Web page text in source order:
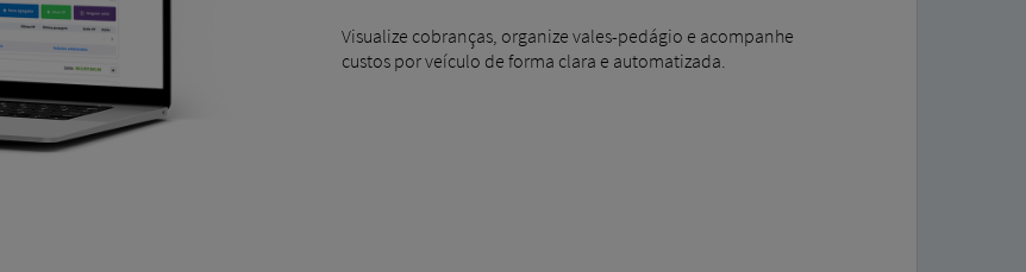
Visualize cobranças, organize vales-pedágio e acompanhe
custos por veículo de forma clara e automatizada.